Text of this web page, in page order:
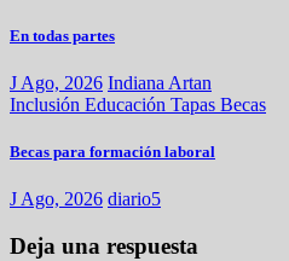
En todas partes
J Ago, 2026 Indiana Artan
Inclusión Educación Tapas Becas
Becas para formación laboral
J Ago, 2026 diario5
Deja una respuesta